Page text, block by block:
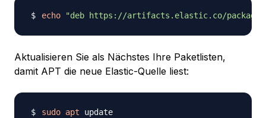
echo "deb https://artifacts.elastic.co/
Aktualisieren Sie als Nächstes Ihre Paketlisten,
damit APT die neue Elastic-Quelle liest:
sudo apt